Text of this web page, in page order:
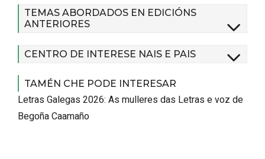
TEMAS ABORDADOS EN EDICIÓNS
ANTERIORES
CENTRO DE INTERESE NAIS E PAIS
TAMÉN CHE PODE INTERESAR
Letras Galegas 2026: As mulleres das Letras e voz de
Begoña Caamaño